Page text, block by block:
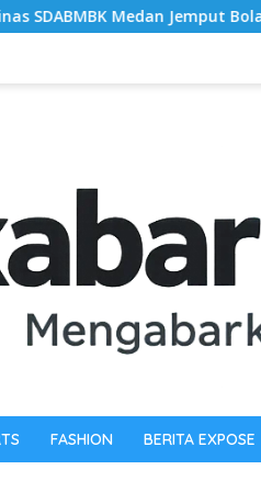
Bola Tangani Infrastruktur
FASHION BERITA EXPOSE